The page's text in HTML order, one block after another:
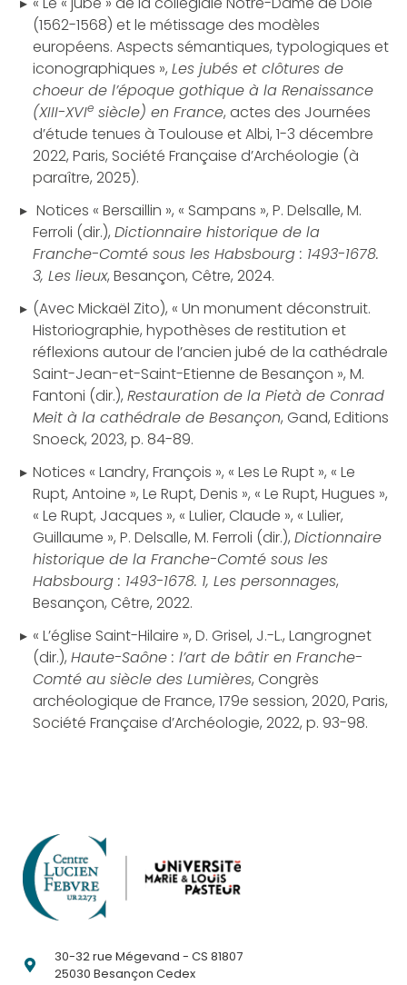
(1562-1568) et le métissage des modèles
européens. Aspects sémantiques, typologiques et
iconographiques », Les jubés et clôtures de
choeur de l’époque gothique à la Renaissance
(XIII-XVIe siècle) en France, actes des Journées
d’étude tenues à Toulouse et Albi, 1-3 décembre
2022, Paris, Société Française d’Archéologie (à
paraître, 2025).
Notices « Bersaillin », « Sampans », P. Delsalle, M.
Ferroli (dir.), Dictionnaire historique de la
Franche-Comté sous les Habsbourg : 1493-1678.
3, Les lieux, Besançon, Cêtre, 2024.
(Avec Mickaël Zito), « Un monument déconstruit.
Historiographie, hypothèses de restitution et
réflexions autour de l’ancien jubé de la cathédrale
Saint-Jean-et-Saint-Etienne de Besançon », M.
Fantoni (dir.), Restauration de la Pietà de Conrad
Meit à la cathédrale de Besançon, Gand, Editions
Snoeck, 2023, p. 84-89.
Notices « Landry, François », « Les Le Rupt », « Le
Rupt, Antoine », Le Rupt, Denis », « Le Rupt, Hugues »,
« Le Rupt, Jacques », « Lulier, Claude », « Lulier,
Guillaume », P. Delsalle, M. Ferroli (dir.), Dictionnaire
historique de la Franche-Comté sous les
Habsbourg : 1493-1678. 1, Les personnages,
Besançon, Cêtre, 2022.
« L’église Saint-Hilaire », D. Grisel, J.-L., Langrognet
(dir.), Haute-Saône : l’art de bâtir en Franche-
Comté au siècle des Lumières, Congrès
archéologique de France, 179e session, 2020, Paris,
Société Française d’Archéologie, 2022, p. 93-98.
30-32 rue Mégevand - CS 81807
25030 Besançon Cedex